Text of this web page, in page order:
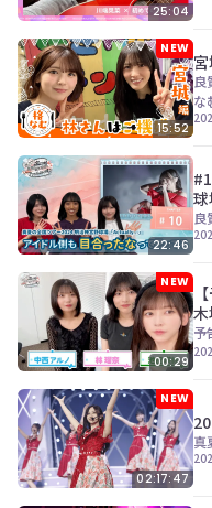
す。
す
ぐ
会
員
登
録
す
る
25:04
NEW
15:52
良
な
22:46
良
NEW
00:29
予
NEW
02:17:47
真